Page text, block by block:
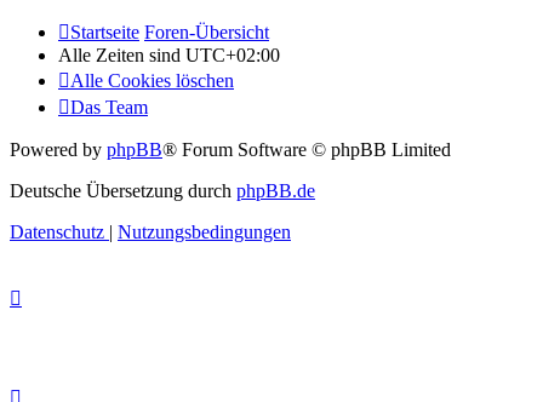
Startseite Foren-Übersicht
Alle Zeiten sind UTC+02:00
Alle Cookies löschen
Das Team
Powered by phpBB® Forum Software © phpBB Limited
Deutsche Übersetzung durch phpBB.de
Datenschutz | Nutzungsbedingungen